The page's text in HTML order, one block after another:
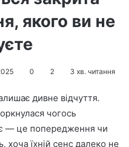
якого ви не
0 2 3 хв. читання
дивне відчуття.
чогось
— це попередження чи
хоча їхній сенс далеко не